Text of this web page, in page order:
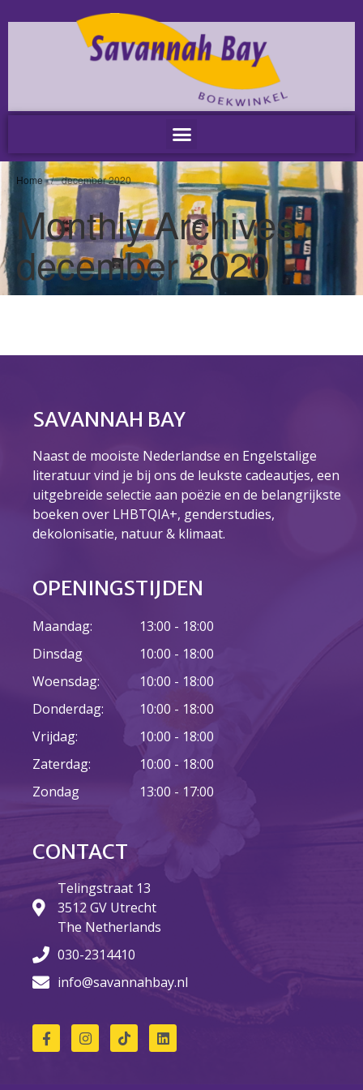
Home
Nieuws
Nieuws
Nieuwsbrieven
Podcast
Agenda
Summer Stories 2026
Zakelijk
Algemeen
Verkoop op locatie
Voor Medewerkers en Relaties
Verhuur
Stories of Belonging
Vacatures
Steun ons
Bestelformulier
Webshop
Sunday
Home / december 2020
Monthly Archives:
december 2020
SAVANNAH BAY
Naast de mooiste Nederlandse en Engelstalige
literatuur vind je bij ons de leukste cadeautjes, een
uitgebreide selectie aan poëzie en de belangrijkste
boeken over LHBTQIA+, genderstudies,
dekolonisatie, natuur & klimaat.
OPENINGSTIJDEN
Maandag:
Dinsdag
Woensdag:
Donderdag:
Vrijdag:
Zaterdag:
Zondag
13:00 - 18:00
10:00 - 18:00
10:00 - 18:00
10:00 - 18:00
10:00 - 18:00
10:00 - 18:00
13:00 - 17:00
CONTACT
Telingstraat 13
3512 GV Utrecht
The Netherlands
030-2314410
info@savannahbay.nl